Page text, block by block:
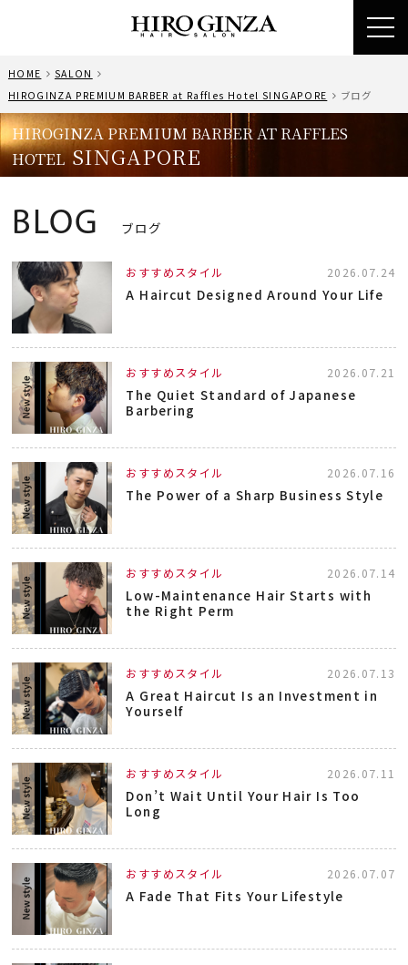
HOME
SALON
HIROGINZA PREMIUM BARBER at Raffles Hotel SINGAPORE
ブログ
HIROGINZA PREMIUM BARBER AT RAFFLES
HOTELSINGAPORE
BLOG ブログ
おすすめスタイル 2026.07.24
A Haircut Designed Around Your Life
おすすめスタイル 2026.07.21
The Quiet Standard of Japanese
Barbering
おすすめスタイル 2026.07.16
The Power of a Sharp Business Style
おすすめスタイル 2026.07.14
Low-Maintenance Hair Starts with
the Right Perm
おすすめスタイル 2026.07.13
A Great Haircut Is an Investment in
Yourself
おすすめスタイル 2026.07.11
Don’t Wait Until Your Hair Is Too
Long
おすすめスタイル 2026.07.07
A Fade That Fits Your Lifestyle